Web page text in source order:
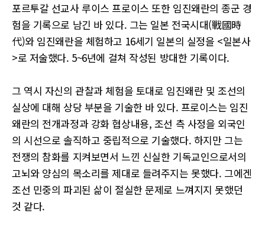
포르투갈 선교사 루이스 프로이스 또한 임진왜란의 종군 경
험을 기록으로 남긴 바 있다. 그는 일본 전국시대(戰國時
代)와 임진왜란을 체험하고 16세기 일본의 실정을 <일본사
>로 저술했다. 5~6년에 걸쳐 작성된 방대한 기록이다.
그 역시 자신의 관찰과 체험을 토대로 임진왜란 및 조선의
실상에 대해 상당 부분을 기술한 바 있다. 프로이스는 임진
왜란의 전개과정과 강화 협상내용, 조선 측 사정을 외국인
의 시선으로 솔직하고 중립적으로 기술했다. 하지만 그는
전쟁의 참화를 지켜보면서 느낀 신실한 기독교인으로서의
고뇌와 양심의 목소리를 제대로 들려주지는 못했다. 그에겐
조선 민중의 파괴된 삶이 절실한 문제로 느껴지지 못했던
것 같다.